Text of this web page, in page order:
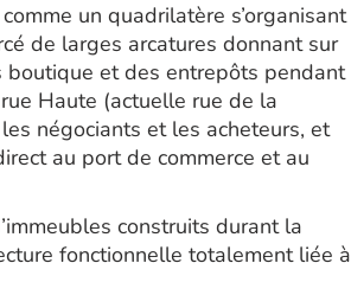
un quadrilatère s’organisant
de larges arcatures donnant sur
boutique et des entrepôts pendant
Haute (actuelle rue de la
négociants et les acheteurs, et
au port de commerce et au
construits durant la
fonctionnelle totalement liée à